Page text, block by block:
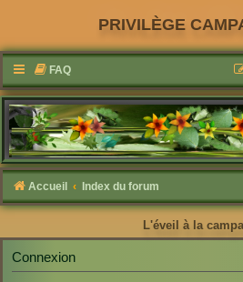
PRIVILÈGE
FAQ
Accueil Index du forum
L'éveil à la
Connexion